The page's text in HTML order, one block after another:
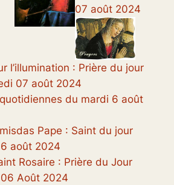
07 août 2024
l’illumination : Prière du jour
07 août 2024
du mardi 6 août
Pape : Saint du jour
août 2024
Rosaire : Prière du Jour
Août 2024